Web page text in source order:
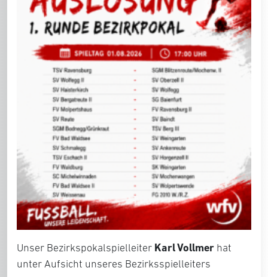
Unser Bezirkspokalspielleiter Karl Vollmer hat
unter Aufsicht unseres Bezirksspielleiters